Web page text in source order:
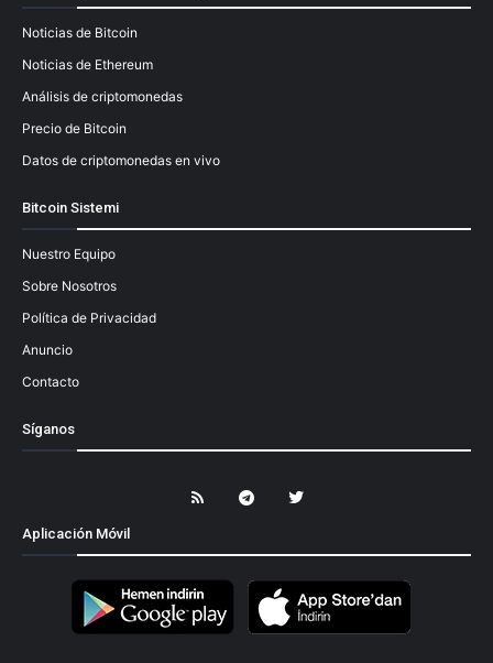
Noticias de Bitcoin
Noticias de Ethereum
Análisis de criptomonedas
Precio de Bitcoin
Datos de criptomonedas en vivo
Bitcoin Sistemi
Nuestro Equipo
Sobre Nosotros
Política de Privacidad
Anuncio
Contacto
Síganos
Aplicación Móvil